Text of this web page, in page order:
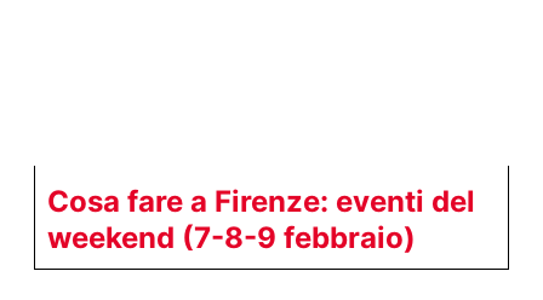
Cosa fare a Firenze: eventi del
weekend (7-8-9 febbraio)